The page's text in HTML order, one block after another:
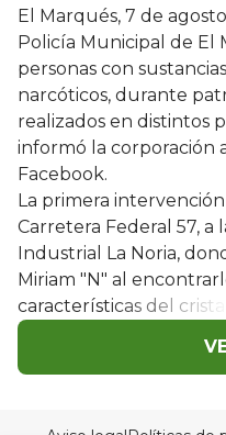
El Marqués, 7 de
Policía Municipal de
personas con
narcóticos, durante
realizados en distintos
informó la corporación
Facebook.
La primera
Carretera Federal 57,
Industrial La Noria,
Miriam "N" al
características del cristal.